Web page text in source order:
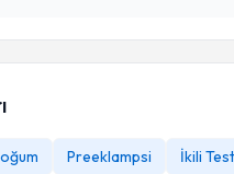
Preeklampsi İkili Test